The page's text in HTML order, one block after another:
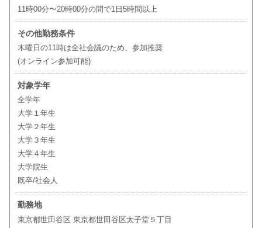
11時00分〜20時00分の間で1日5時間以上
その他勤務条件
木曜日の11時は全社会議のため、参加推奨
(オンライン参加可能)
対象学年
全学年
大学１年生
大学２年生
大学３年生
大学４年生
大学院生
既卒/社会人
勤務地
東京都世田谷区 東京都世田谷区太子堂５丁目